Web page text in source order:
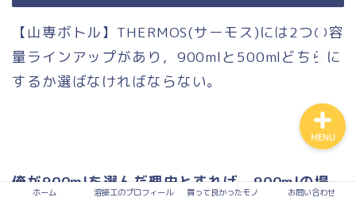
【山専ボトル】THERMOS(サーモス)には2つの容
量ラインアップがあり，900mlと500mlどちらに
するか選ばなければならない。
俺が900mlを選んだ理由とすれば，900mlの場
ホーム 溶接工のプロフィール 買って良かったモノ お問い合わせ
MENU
お問い合わせ